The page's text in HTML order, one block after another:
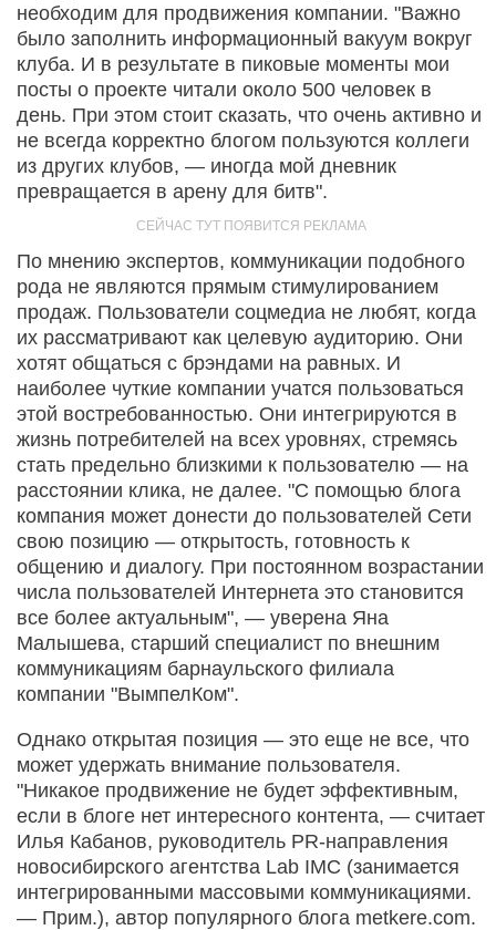
необходим для продвижения компании. "Важно
было заполнить информационный вакуум вокруг
клуба. И в результате в пиковые моменты мои
посты о проекте читали около 500 человек в
день. При этом стоит сказать, что очень активно и
не всегда корректно блогом пользуются коллеги
из других клубов, — иногда мой дневник
превращается в арену для битв".
По мнению экспертов, коммуникации подобного
рода не являются прямым стимулированием
продаж. Пользователи соцмедиа не любят, когда
их рассматривают как целевую аудиторию. Они
хотят общаться с брэндами на равных. И
наиболее чуткие компании учатся пользоваться
этой востребованностью. Они интегрируются в
жизнь потребителей на всех уровнях, стремясь
стать предельно близкими к пользователю — на
расстоянии клика, не далее. "С помощью блога
компания может донести до пользователей Сети
свою позицию — открытость, готовность к
общению и диалогу. При постоянном возрастании
числа пользователей Интернета это становится
все более актуальным", — уверена Яна
Малышева, старший специалист по внешним
коммуникациям барнаульского филиала
компании "ВымпелКом".
Однако открытая позиция — это еще не все, что
может удержать внимание пользователя.
"Никакое продвижение не будет эффективным,
если в блоге нет интересного контента, — считает
Илья Кабанов, руководитель PR-направления
новосибирского агентства Lab IMC (занимается
интегрированными массовыми коммуникациями.
— Прим.), автор популярного блога metkere.com.